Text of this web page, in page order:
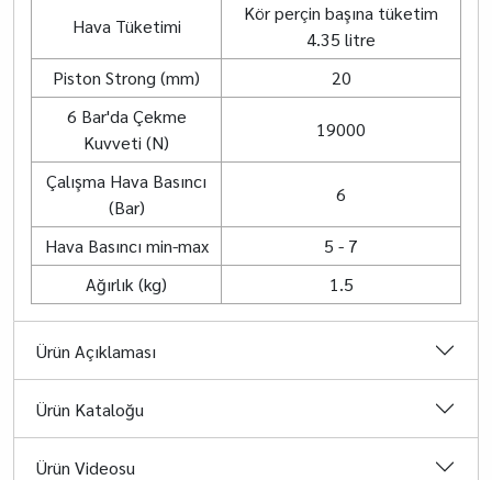
Hava Tüketimi
Kör perçin başına tüketim
4.35 litre
Piston Strong (mm)
20
6 Bar'da Çekme
Kuvveti (N)
19000
Çalışma Hava Basıncı
(Bar)
6
Hava Basıncı min-max
5 - 7
Ağırlık (kg)
1.5
Ürün Açıklaması
Ürün Kataloğu
Ürün Videosu